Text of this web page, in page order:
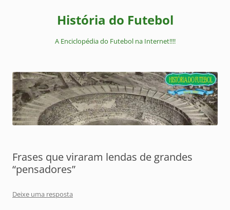
História do Futebol
A Enciclopédia do Futebol na Internet!!!!
Frases que viraram lendas de grandes
“pensadores”
Deixe uma resposta